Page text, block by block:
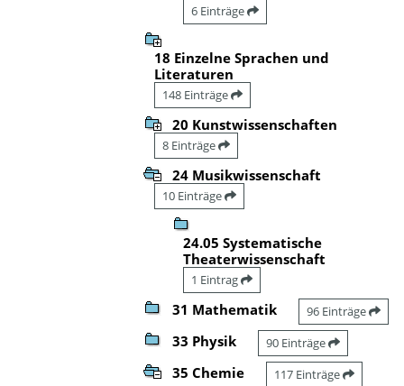
6 Einträge
18 Einzelne Sprachen und
Literaturen
148 Einträge
20 Kunstwissenschaften
8 Einträge
24 Musikwissenschaft
10 Einträge
24.05 Systematische
Theaterwissenschaft
1 Eintrag
31 Mathematik 96 Einträge
33 Physik 90 Einträge
35 Chemie 117 Einträge